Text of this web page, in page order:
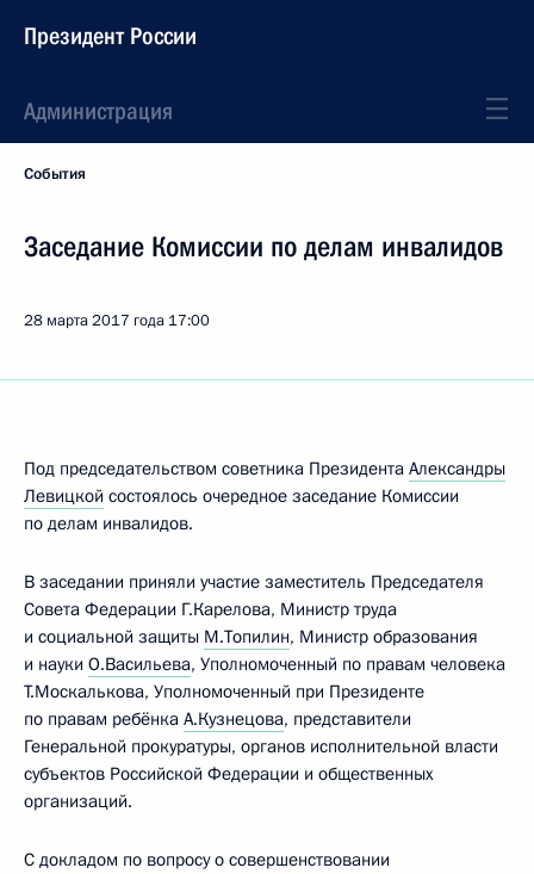
Президент России
Администрация
События
Заседание Комиссии по делам инвалидов
28 марта 2017 года 17:00
Под председательством советника Президента Александры
Левицкой состоялось очередное заседание Комиссии
по делам инвалидов.
В заседании приняли участие заместитель Председателя
Совета Федерации Г.Карелова, Министр труда
и социальной защиты М.Топилин, Министр образования
и науки О.Васильева, Уполномоченный по правам человека
Т.Москалькова, Уполномоченный при Президенте
по правам ребёнка А.Кузнецова, представители
Генеральной прокуратуры, органов исполнительной власти
субъектов Российской Федерации и общественных
организаций.
С докладом по вопросу о совершенствовании